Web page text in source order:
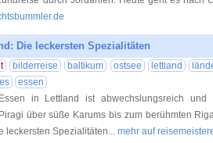
Die leckersten Spezialitäten
bilderreise baltikum ostsee lettland
essen
in Lettland ist abwechslungsreich und
über süße Karums bis zum berühmten
leckersten Spezialitäten... mehr auf